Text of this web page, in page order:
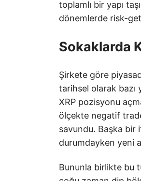
toplamlı bir yapı
dönemlerde risk-
Sokaklarda
Şirkete göre
tarihsel olarak bazı
XRP pozisyonu
ölçekte negatif
savundu. Başka bir
durumdayken yeni
Bununla birlikte bu